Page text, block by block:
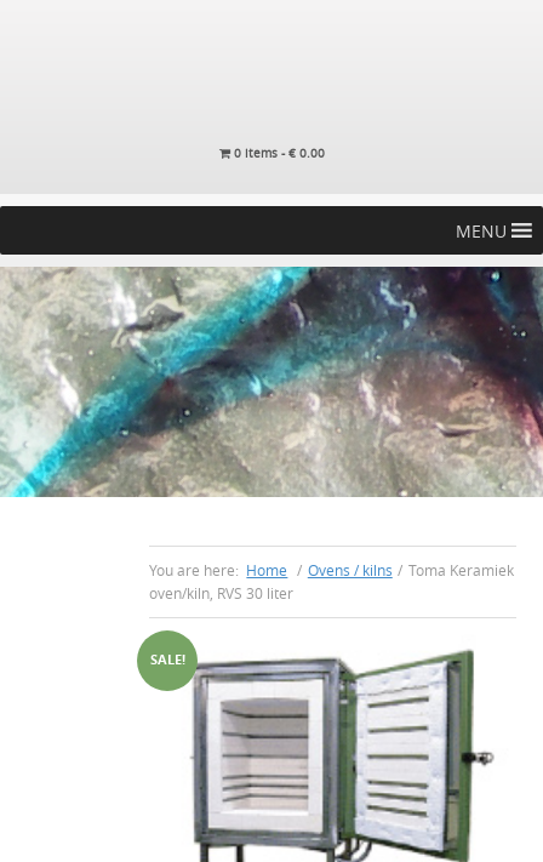
0 items -€0.00
MENU
You are here: Home / Ovens / kilns / Toma Keramiek
oven/kiln, RVS 30 liter
SALE!